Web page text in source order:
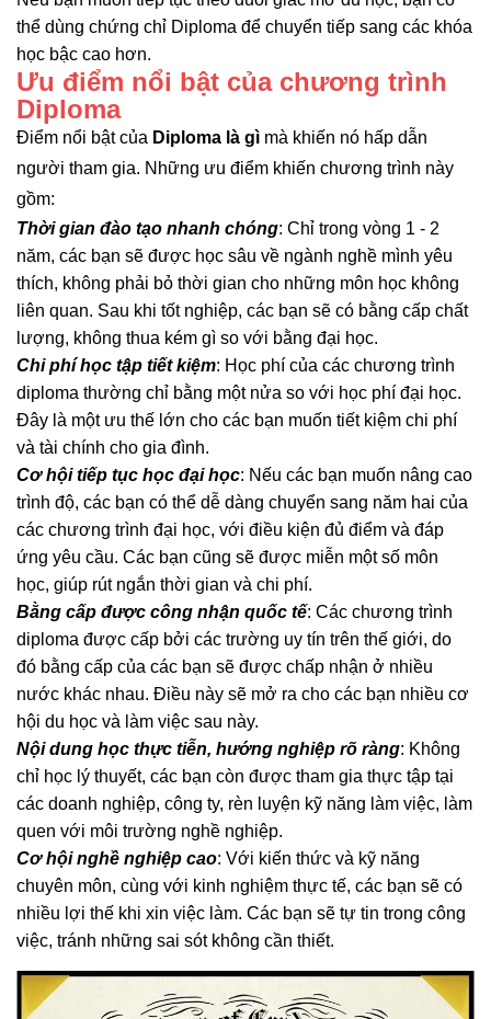
thể dùng chứng chỉ Diploma để chuyển tiếp sang các khóa
học bậc cao hơn.
Ưu điểm nổi bật của chương trình
Diploma
Điểm nổi bật của Diploma là gì mà khiến nó hấp dẫn
người tham gia. Những ưu điểm khiến chương trình này
gồm:
Thời gian đào tạo nhanh chóng: Chỉ trong vòng 1 - 2
năm, các bạn sẽ được học sâu về ngành nghề mình yêu
thích, không phải bỏ thời gian cho những môn học không
liên quan. Sau khi tốt nghiệp, các bạn sẽ có bằng cấp chất
lượng, không thua kém gì so với bằng đại học.
Chi phí học tập tiết kiệm: Học phí của các chương trình
diploma thường chỉ bằng một nửa so với học phí đại học.
Đây là một ưu thế lớn cho các bạn muốn tiết kiệm chi phí
và tài chính cho gia đình.
Cơ hội tiếp tục học đại học: Nếu các bạn muốn nâng cao
trình độ, các bạn có thể dễ dàng chuyển sang năm hai của
các chương trình đại học, với điều kiện đủ điểm và đáp
ứng yêu cầu. Các bạn cũng sẽ được miễn một số môn
học, giúp rút ngắn thời gian và chi phí.
Bằng cấp được công nhận quốc tế: Các chương trình
diploma được cấp bởi các trường uy tín trên thế giới, do
đó bằng cấp của các bạn sẽ được chấp nhận ở nhiều
nước khác nhau. Điều này sẽ mở ra cho các bạn nhiều cơ
hội du học và làm việc sau này.
Nội dung học thực tiễn, hướng nghiệp rõ ràng: Không
chỉ học lý thuyết, các bạn còn được tham gia thực tập tại
các doanh nghiệp, công ty, rèn luyện kỹ năng làm việc, làm
quen với môi trường nghề nghiệp.
Cơ hội nghề nghiệp cao: Với kiến thức và kỹ năng
chuyên môn, cùng với kinh nghiệm thực tế, các bạn sẽ có
nhiều lợi thế khi xin việc làm. Các bạn sẽ tự tin trong công
việc, tránh những sai sót không cần thiết.